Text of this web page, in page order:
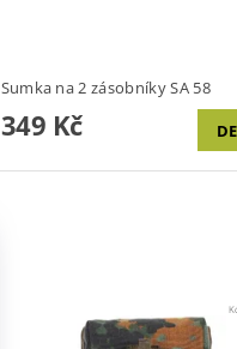
Sumka na 2 zásobníky SA 58
349 Kč